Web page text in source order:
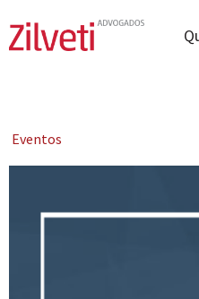
Eventos